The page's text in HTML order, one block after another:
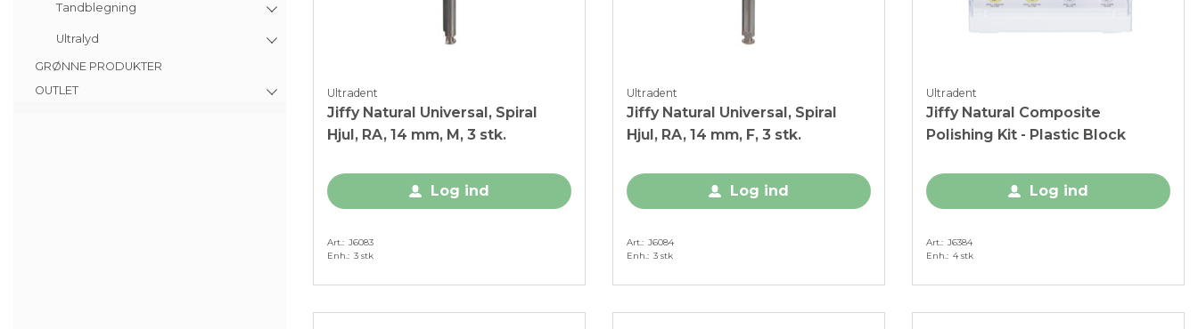
Tandblegning
Ultralyd
GRØNNE PRODUKTER
OUTLET
Ultradent
Jiffy Natural Universal, Spiral
Hjul, RA, 14 mm, M, 3 stk.
Log ind
Art. J6083
Enh. 3 stk
Ultradent
Jiffy Natural Universal, Spiral
Hjul, RA, 14 mm, F, 3 stk.
Log ind
Art. J6084
Enh. 3 stk
Ultradent
Jiffy Natural Composite
Polishing Kit - Plastic Block
Log ind
Art. J6384
Enh. 4 stk